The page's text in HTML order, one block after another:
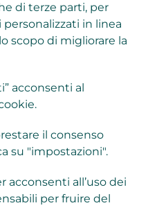
di terze parti, per
in linea
scopo di migliorare la
acconsenti al
il consenso
su "impostazioni".
all’uso dei
per fruire del